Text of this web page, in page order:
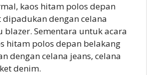
kaos hitam polos depan
dengan celana
blazer. Sementara untuk acara
hitam polos depan belakang
dengan celana jeans, celana
denim.